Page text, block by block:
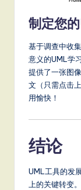
制定您
基于调查中收
意义的UML学
提供了一张图
文（只需点击
用愉快！
结论
UML工具的发
上的关键转变